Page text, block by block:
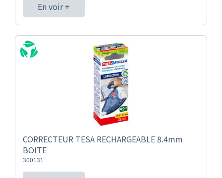
En voir +
CORRECTEUR TESA RECHARGEABLE 8.4mm
BOITE
300131